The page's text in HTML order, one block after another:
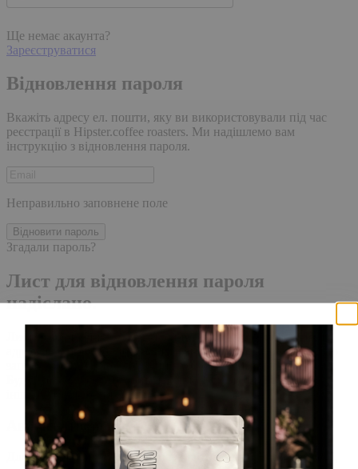
Ще немає акаунта?
Зареєструватися
Відновлення пароля
Вкажіть адресу ел. пошти, яку ви використовували під час
реєстрації в Hipster.coffee roasters. Ми надішлемо вам
інструкцію з відновлення пароля.
Неправильно заповнене поле
Відновити пароль
Згадали пароль?
Лист для відновлення пароля
надіслано.
Лист із посиланням для скидання пароля було надіслано на
адресу електронної пошти, прив'язану до вашого облікового
запису, доставка повідомлення може зайняти кілька хвилин.
Будь ласка, зачекайте щонайменше 10 хвилин, перш ніж
ініціювати ще один запит.
Акаунт створено
Для завершення реєстрації, перейдіть за посиланням у листі,